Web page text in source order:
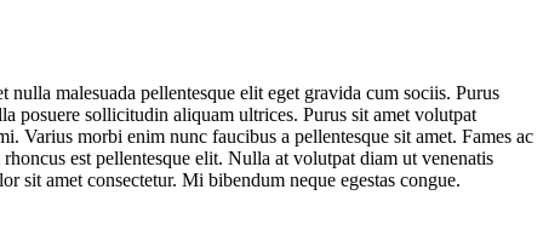
malesuada pellentesque elit eget gravida cum sociis. Purus
posuere sollicitudin aliquam ultrices. Purus sit amet volutpat
Varius morbi enim nunc faucibus a pellentesque sit amet. Fames ac
est pellentesque elit. Nulla at volutpat diam ut venenatis
sit amet consectetur. Mi bibendum neque egestas congue.